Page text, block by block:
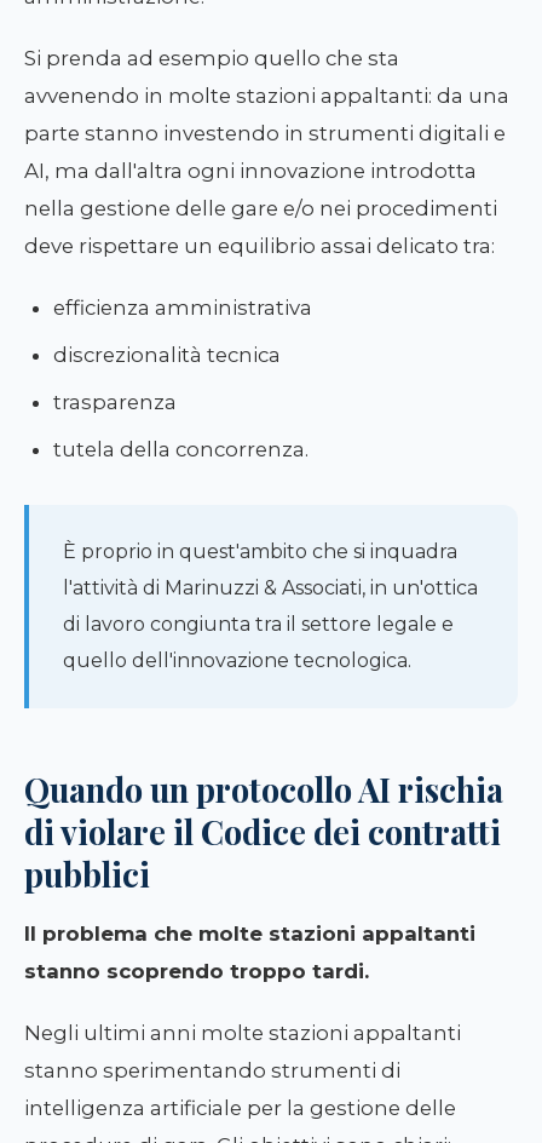
Si prenda ad esempio quello che sta
avvenendo in molte stazioni appaltanti: da una
parte stanno investendo in strumenti digitali e
AI, ma dall'altra ogni innovazione introdotta
nella gestione delle gare e/o nei procedimenti
deve rispettare un equilibrio assai delicato tra:
efficienza amministrativa
discrezionalità tecnica
trasparenza
tutela della concorrenza.
È proprio in quest'ambito che si inquadra
l'attività di Marinuzzi & Associati, in un'ottica
di lavoro congiunta tra il settore legale e
quello dell'innovazione tecnologica.
Quando un protocollo AI rischia
di violare il Codice dei contratti
pubblici
Il problema che molte stazioni appaltanti
stanno scoprendo troppo tardi.
Negli ultimi anni molte stazioni appaltanti
stanno sperimentando strumenti di
intelligenza artificiale per la gestione delle